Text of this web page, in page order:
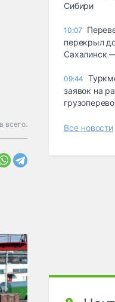
всего.
Сибири
10:07
перекрыл
Сахалинск
09:44
заявок на
Все новости